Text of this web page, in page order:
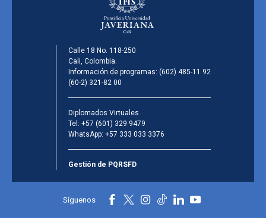
Calle 18 No. 118-250
Cali, Colombia.
Información de programas: (602) 485-11 92
(60-2) 321-82 00
Diplomados Virtuales
Tel: +57 (601) 329 9479
WhatsApp: +57 333 033 3376
Gestión de PQRSFD
Síguenos